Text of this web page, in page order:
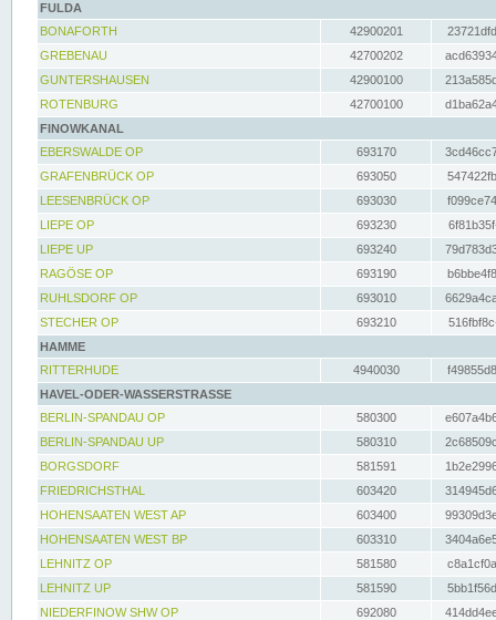
FULDA
BONAFORTH
42900201
GREBENAU
42700202
GUNTERSHAUSEN
42900100
ROTENBURG
42700100
FINOWKANAL
EBERSWALDE OP
693170
GRAFENBRÜCK OP
693050
LEESENBRÜCK OP
693030
LIEPE OP
693230
LIEPE UP
693240
RAGÖSE OP
693190
RUHLSDORF OP
693010
STECHER OP
693210
HAMME
RITTERHUDE
4940030
HAVEL-ODER-WASSERSTRASSE
BERLIN-SPANDAU OP
580300
BERLIN-SPANDAU UP
580310
BORGSDORF
581591
FRIEDRICHSTHAL
603420
HOHENSAATEN WEST AP
603400
HOHENSAATEN WEST BP
603310
LEHNITZ OP
581580
LEHNITZ UP
581590
NIEDERFINOW SHW OP
692080